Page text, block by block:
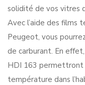
solidité de vos vitres
Avec l’aide des films
Peugeot, vous
de carburant. En
HDI 163 permettront
température dans